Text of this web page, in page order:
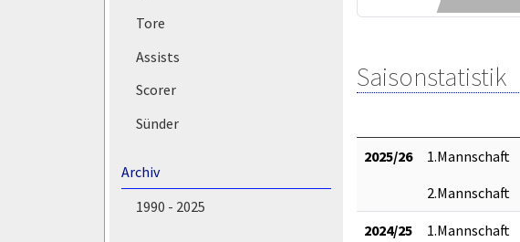
Tore
Assists
Scorer
Sünder
Archiv
1990 - 2025
Saisonstatistik
2025/26 1.Mannschaft
2.Mannschaft
2024/25 1.Mannschaft